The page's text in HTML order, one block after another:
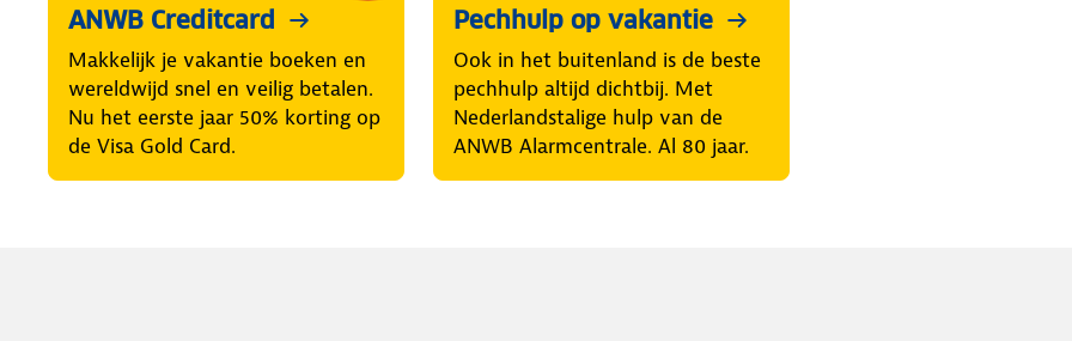
ANWB Creditcard
Makkelijk je vakantie boeken en
wereldwijd snel en veilig betalen.
Nu het eerste jaar 50% korting op
de Visa Gold Card.
Pechhulp op vakantie
Ook in het buitenland is de beste
pechhulp altijd dichtbij. Met
Nederlandstalige hulp van de
ANWB Alarmcentrale. Al 80 jaar.